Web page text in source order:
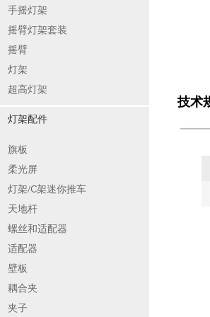
手摇灯架
摇臂灯架套装
摇臂
灯架
超高灯架
灯架配件
旗板
柔光屏
灯架/C架迷你推车
天地杆
螺丝和适配器
适配器
壁板
耦合夹
夹子
技术